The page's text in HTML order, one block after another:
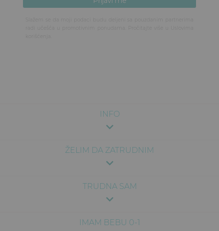
INFO
ŽELIM DA ZATRUDNIM
TRUDNA SAM
IMAM BEBU 0-1